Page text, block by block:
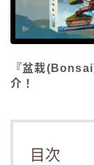
『盆栽
介！
目次